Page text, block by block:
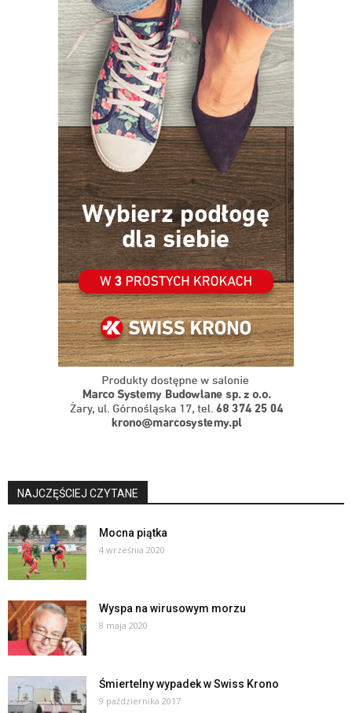
NAJCZĘŚCIEJ CZYTANE
Mocna piątka
4 września 2020
Wyspa na wirusowym morzu
8 maja 2020
Śmiertelny wypadek w Swiss Krono
9 października 2017